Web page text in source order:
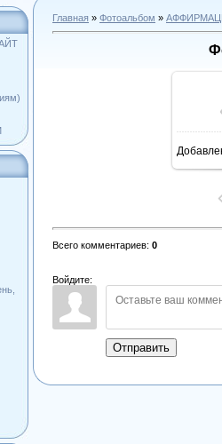
Главная » Фотоальбом »
Всего комментариев: 0
Войдите:
Отправить